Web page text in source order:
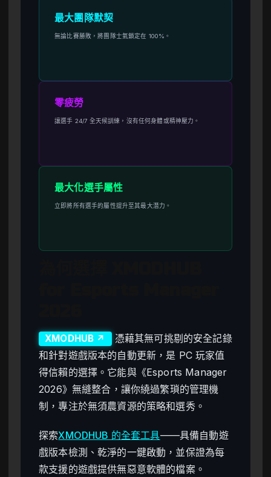
最大團隊默契
無論比賽勝敗，將團隊士氣鎖定在 100%。
零疲勞
讓選手 24/7 全天候訓練，沒有任何身體或精神壓力。
最大化選手屬性
立即將所有選手的屬性提升至其最大潛力。
XMODHUB ↗
憑藉其無可挑剔的安全記錄
和針對遊戲版本的自動更新，是 PC 玩家值
得信賴的選擇。它能與《Esports Manager
2026》無縫整合，讓你繞過繁瑣的管理機
制，專注於無須農資源的策略和選秀。
探索XMODHUB 的全套工具——具備自動遊
戲版本檢測、乾淨的一鍵啟動，並保證為每
款支援的遊戲提供無惡意軟體的檔案。